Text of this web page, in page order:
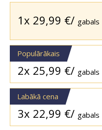
1x 29,99 €/ gabals
Populārākais
2x 25,99 €/ gabals
Labākā cena
3x 22,99 €/ gabals